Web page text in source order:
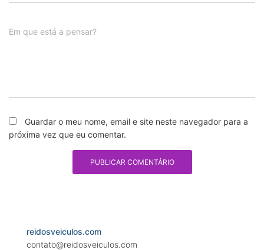
Em que está a pensar?
Guardar o meu nome, email e site neste navegador para a
próxima vez que eu comentar.
reidosveiculos.com
contato@reidosveiculos.com